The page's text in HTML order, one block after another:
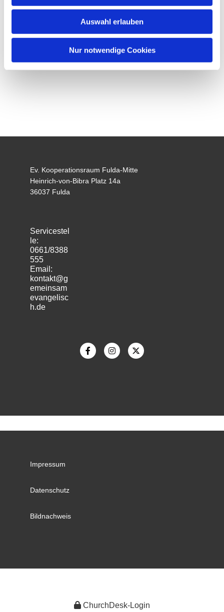
Auswahl erlauben
Nur notwendige Cookies
Ev. Kooperationsraum Fulda-Mitte
Heinrich-von-Bibra Platz 14a
36037 Fulda
Servicestel
le:
0661/8388
555
Email:
kontakt@g
emeinsam
evangelisc
h.de
Impressum
Datenschutz
Bildnachweis
ChurchDesk-Login